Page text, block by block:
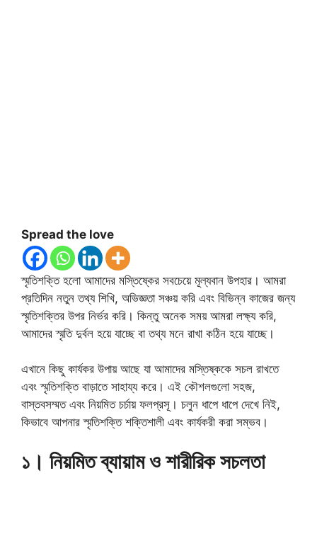
Spread the love
স্মৃতিশক্তি হলো আমাদের মস্তিষ্কের সবচেয়ে মূল্যবান উপহার। আমরা
প্রতিদিন নতুন তথ্য শিখি, অভিজ্ঞতা সঞ্চয় করি এবং বিভিন্ন কাজের জন্য
স্মৃতিশক্তির উপর নির্ভর করি। কিন্তু অনেক সময় আমরা লক্ষ্য করি,
আমাদের স্মৃতি দুর্বল হয়ে যাচ্ছে বা তথ্য মনে রাখা কঠিন হয়ে যাচ্ছে।
এখানে কিছু কার্যকর উপায় আছে যা আমাদের মস্তিষ্ককে সচল রাখতে
এবং স্মৃতিশক্তি বাড়াতে সাহায্য করে। এই কৌশলগুলো সহজ,
বাস্তবসম্মত এবং নিয়মিত চর্চায় ফলপ্রসূ। চলুন ধাপে ধাপে দেখে নিই,
কিভাবে আপনার স্মৃতিশক্তি শক্তিশালী এবং কার্যকরী করা সম্ভব।
১। নিয়মিত ব্যায়াম ও শারীরিক সচলতা